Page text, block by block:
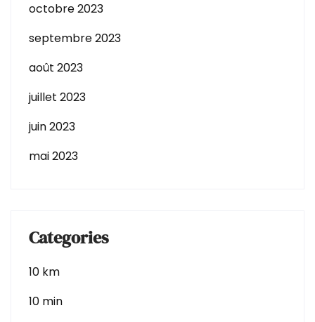
octobre 2023
septembre 2023
août 2023
juillet 2023
juin 2023
mai 2023
Categories
10 km
10 min